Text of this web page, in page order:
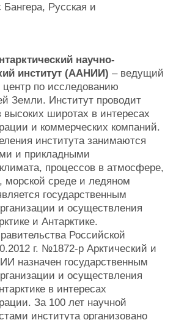
Русская и
научно-
институт (ААНИИ) – ведущий
по исследованию
Земли. Институт проводит
высоких широтах в интересах
и коммерческих компаний.
института занимаются
и прикладными
процессов в атмосфере,
морской среде и ледяном
государственным
и осуществления
и Антарктике.
Российской
г. №1872-р Арктический и
назначен государственным
и осуществления
в интересах
За 100 лет научной
института организовано